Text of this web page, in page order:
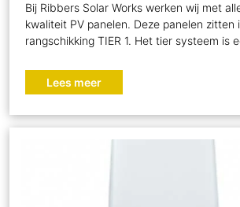
Bij Ribbers Solar Works werken wij met
kwaliteit PV panelen. Deze panelen zitten
rangschikking TIER 1. Het tier systeem is
Lees meer